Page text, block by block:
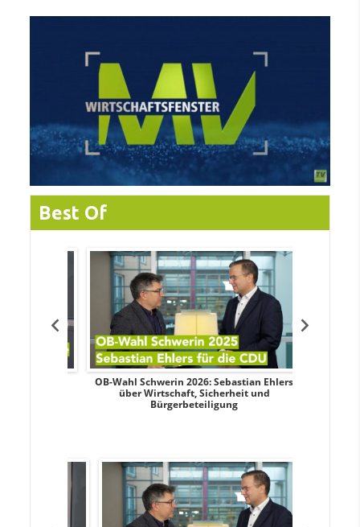
Best Of
OB-Wahl Schwerin 2026: Sebastian Ehlers
über Wirtschaft, Sicherheit und
Bürgerbeteiligung